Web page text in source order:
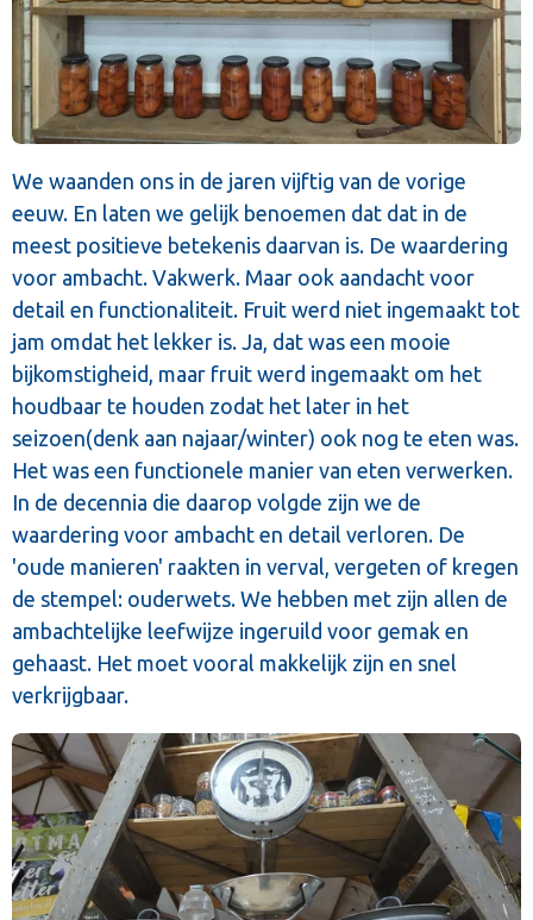
We waanden ons in de jaren vijftig van de vorige
eeuw. En laten we gelijk benoemen dat dat in de
meest positieve betekenis daarvan is. De waardering
voor ambacht. Vakwerk. Maar ook aandacht voor
detail en functionaliteit. Fruit werd niet ingemaakt tot
jam omdat het lekker is. Ja, dat was een mooie
bijkomstigheid, maar fruit werd ingemaakt om het
houdbaar te houden zodat het later in het
seizoen(denk aan najaar/winter) ook nog te eten was.
Het was een functionele manier van eten verwerken.
In de decennia die daarop volgde zijn we de
waardering voor ambacht en detail verloren. De
'oude manieren' raakten in verval, vergeten of kregen
de stempel: ouderwets. We hebben met zijn allen de
ambachtelijke leefwijze ingeruild voor gemak en
gehaast. Het moet vooral makkelijk zijn en snel
verkrijgbaar.